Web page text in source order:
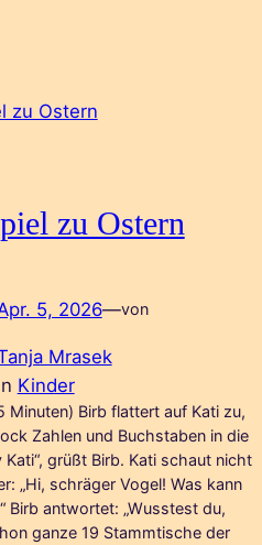
zu Ostern
5, 2026—von
Mrasek
Kinder
Minuten) Birb flattert auf Kati zu,
Zahlen und Buchstaben in die
grüßt Birb. Kati schaut nicht
„Hi, schräger Vogel! Was kann
Birb antwortet: „Wusstest du,
ganze 19 Stammtische der